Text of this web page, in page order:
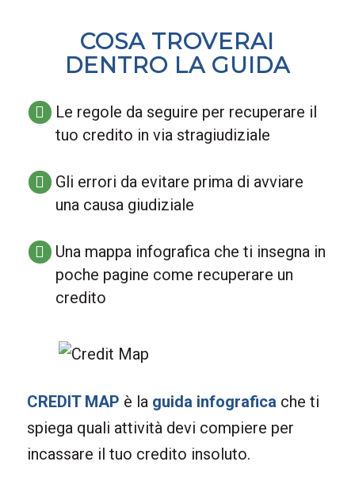
COSA TROVERAI
DENTRO LA GUIDA
Le regole da seguire per recuperare il
tuo credito in via stragiudiziale
Gli errori da evitare prima di avviare
una causa giudiziale
Una mappa infografica che ti insegna in
poche pagine come recuperare un
credito
CREDIT MAP è la guida infografica che ti
spiega quali attività devi compiere per
incassare il tuo credito insoluto.